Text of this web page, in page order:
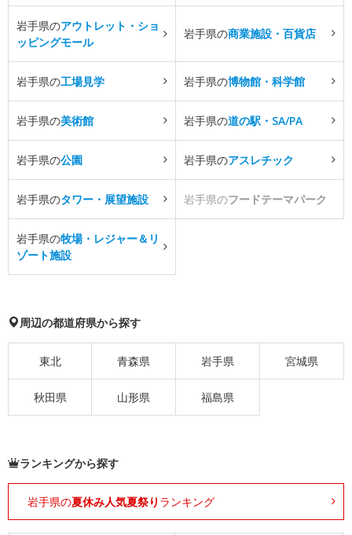
岩手県のアウトレット・ショ
ッピングモール
岩手県の商業施設・百貨店
岩手県の工場見学 岩手県の博物館・科学館
岩手県の美術館 岩手県の道の駅・SA/PA
岩手県の公園 岩手県のアスレチック
岩手県のタワー・展望施設 岩手県のフードテーマパーク
岩手県の牧場・レジャー＆リ
ゾート施設
周辺の都道府県から探す
東北 青森県 岩手県 宮城県
秋田県 山形県 福島県
ランキングから探す
岩手県の夏休み人気夏祭り ランキング